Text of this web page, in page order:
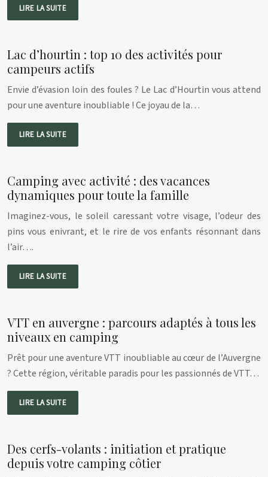
LIRE LA SUITE
Lac d’hourtin : top 10 des activités pour
campeurs actifs
Envie d’évasion loin des foules ? Le Lac d’Hourtin vous attend
pour une aventure inoubliable ! Ce joyau de la…
LIRE LA SUITE
Camping avec activité : des vacances
dynamiques pour toute la famille
Imaginez-vous, le soleil caressant votre visage, l’odeur des
pins vous enivrant, et le rire de vos enfants résonnant dans
l’air….
LIRE LA SUITE
VTT en auvergne : parcours adaptés à tous les
niveaux en camping
Prêt pour une aventure VTT inoubliable au cœur de l’Auvergne
? Cette région, véritable paradis pour les passionnés de VTT…
LIRE LA SUITE
Des cerfs-volants : initiation et pratique
depuis votre camping côtier